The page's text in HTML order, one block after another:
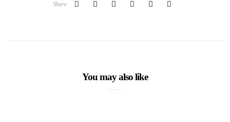
Share
You may also like